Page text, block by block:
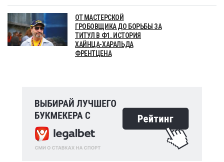
ОТ МАСТЕРСКОЙ
ГРОБОВЩИКА ДО БОРЬБЫ ЗА
ТИТУЛ В Ф1. ИСТОРИЯ
ХАЙНЦА-ХАРАЛЬДА
ФРЕНТЦЕНА